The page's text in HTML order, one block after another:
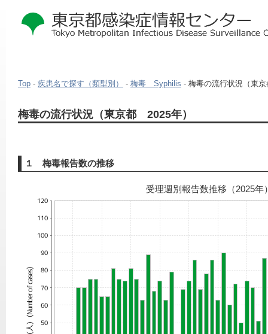
Top - 疾患名で探す（類型別） - 梅毒 Syphilis - 梅毒の流行状況（東
本
文
か
ら
梅毒の流行状況（東京都 2025年）
１ 梅毒報告数の推移
受理週別報告数推移（2025年